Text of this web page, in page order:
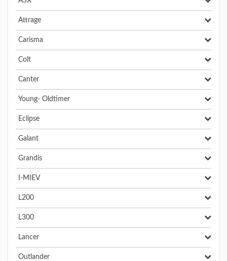
Attrage
Carisma
Colt
Canter
Young- Oldtimer
Eclipse
Galant
Grandis
I-MIEV
L200
L300
Lancer
Outlander